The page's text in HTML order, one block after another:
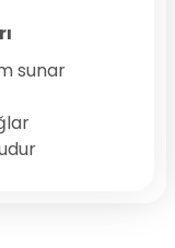
sunar